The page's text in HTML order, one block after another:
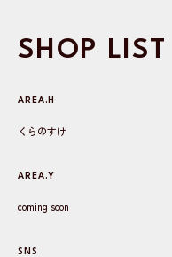
SHOP LIST
AREA.H
くらのすけ
AREA.Y
coming soon
SNS